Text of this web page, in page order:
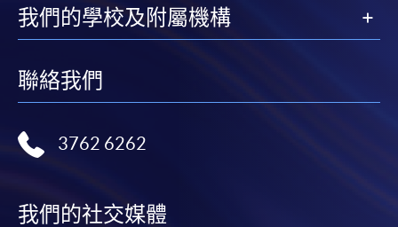
我們的學校及附屬機構
聯絡我們
3762 6262
我們的社交媒體